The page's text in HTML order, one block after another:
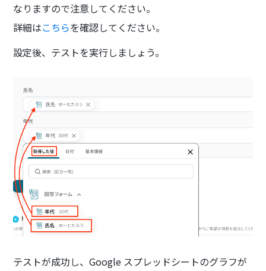
なりますので注意してください。
詳細はこちらを確認してください。
設定後、テストを実行しましょう。
テストが成功し、Google スプレッドシートのグラフが